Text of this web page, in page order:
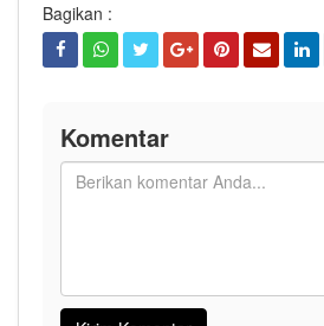
Bagikan :
Komentar